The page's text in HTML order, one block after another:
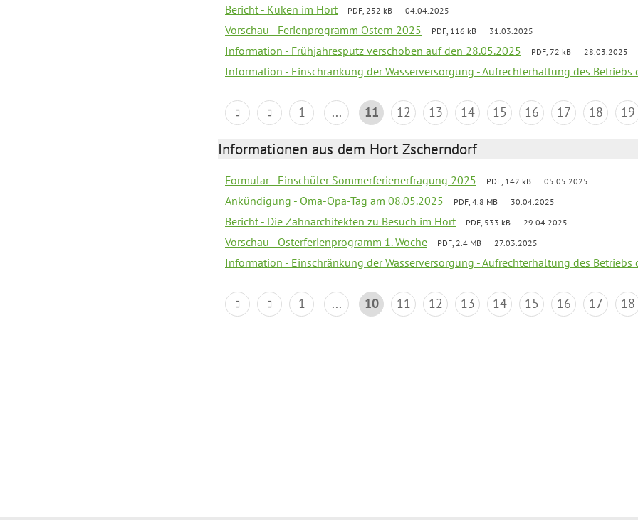
Bericht - Küken im Hort PDF, 252 kB 04.04.2025
Vorschau - Ferienprogramm Ostern 2025 PDF, 116 kB 31.03.2025
Information - Frühjahresputz verschoben auf den 28.05.2025 PDF, 72 kB 28.03.2025
Information - Einschränkung der Wasserversorgung - Aufrechterhaltung des Betriebs
1 ... 11 12 13 14 15 16 17 18 19
Informationen aus dem Hort Zscherndorf
Formular - Einschüler Sommerferienerfragung 2025 PDF, 142 kB 05.05.2025
Ankündigung - Oma-Opa-Tag am 08.05.2025 PDF, 4.8 MB 30.04.2025
Bericht - Die Zahnarchitekten zu Besuch im Hort PDF, 533 kB 29.04.2025
Vorschau - Osterferienprogramm 1. Woche PDF, 2.4 MB 27.03.2025
Information - Einschränkung der Wasserversorgung - Aufrechterhaltung des Betriebs
1 ... 10 11 12 13 14 15 16 17 18